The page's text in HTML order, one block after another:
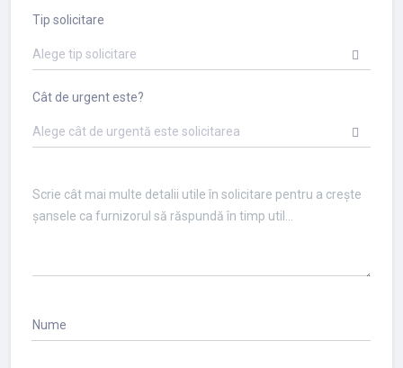
Tip solicitare
Alege tip solicitare
Cât de urgent este?
Alege cât de urgentă este solicitarea
Nume